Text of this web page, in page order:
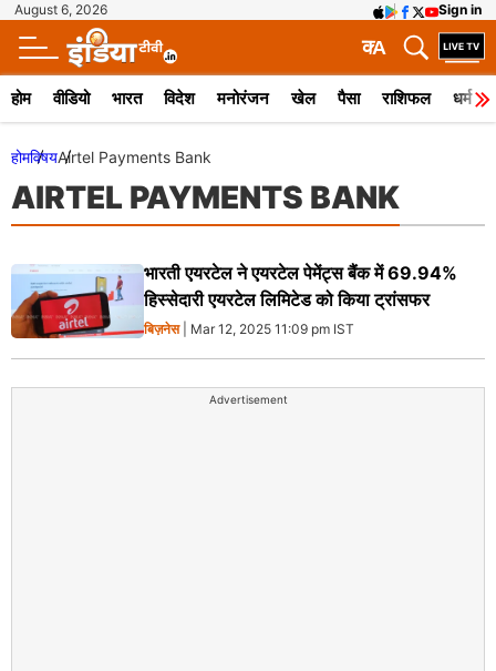
August 6, 2026 Sign in
A
क
होम वीडियो भारत विदेश मनोरंजन खेल पैसा राशिफल धर्म
होमविषयAirtel Payments Bank
AIRTEL PAYMENTS BANK
भारती एयरटेल ने एयरटेल पेमेंट्स बैंक में 69.94%
हिस्सेदारी एयरटेल लिमिटेड को किया ट्रांसफर
बिज़नेस| Mar 12, 2025 11:09 pm IST
Advertisement